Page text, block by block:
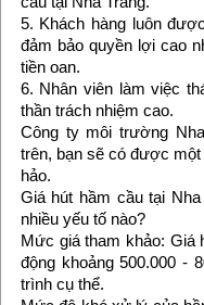
5. Khách hàng luôn
đảm bảo quyền lợi cao
tiền oan.
6. Nhân viên làm việc
thần trách nhiệm cao.
Công ty môi trường
trên, bạn sẽ có được
hảo.
Giá hút hầm cầu tại
nhiều yếu tố nào?
Mức giá tham khảo: Giá
động khoảng 500.000 -
trình cụ thể.